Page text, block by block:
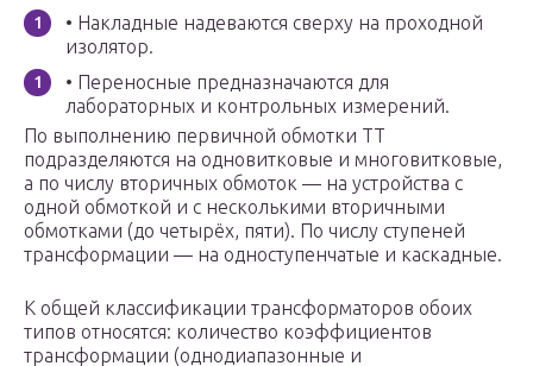
• Накладные надеваются сверху на проходной
изолятор.
• Переносные предназначаются для
лабораторных и контрольных измерений.
По выполнению первичной обмотки ТТ
подразделяются на одновитковые и многовитковые,
а по числу вторичных обмоток — на устройства с
одной обмоткой и с несколькими вторичными
обмотками (до четырёх, пяти). По числу ступеней
трансформации — на одноступенчатые и каскадные.
К общей классификации трансформаторов обоих
типов относятся: количество коэффициентов
трансформации (однодиапазонные и